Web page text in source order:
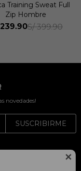

Training Sweat Full
Zip Hombre
239.90S/ 399.90
novedades!
SUSCRIBIRME